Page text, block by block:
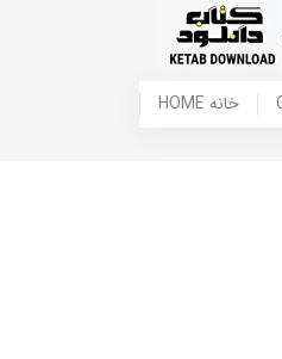
HOME خانه